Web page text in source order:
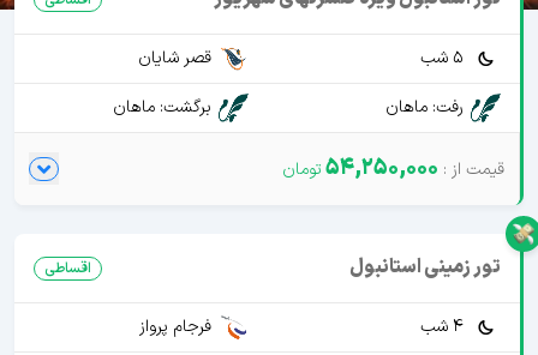
5 شب
قصر شایان
رفت: ماهان
برگشت: ماهان
54,250,000
تور زمینی استانبول اقساطی
4 شب
فرجام پرواز